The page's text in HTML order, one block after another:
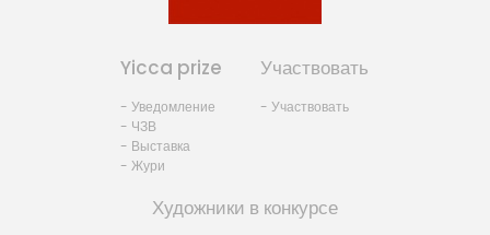
Yicca prize
- Уведомление
- ЧЗВ
- Выставка
- Жури
Участвовать
- Участвовать
Художники в конкурсе